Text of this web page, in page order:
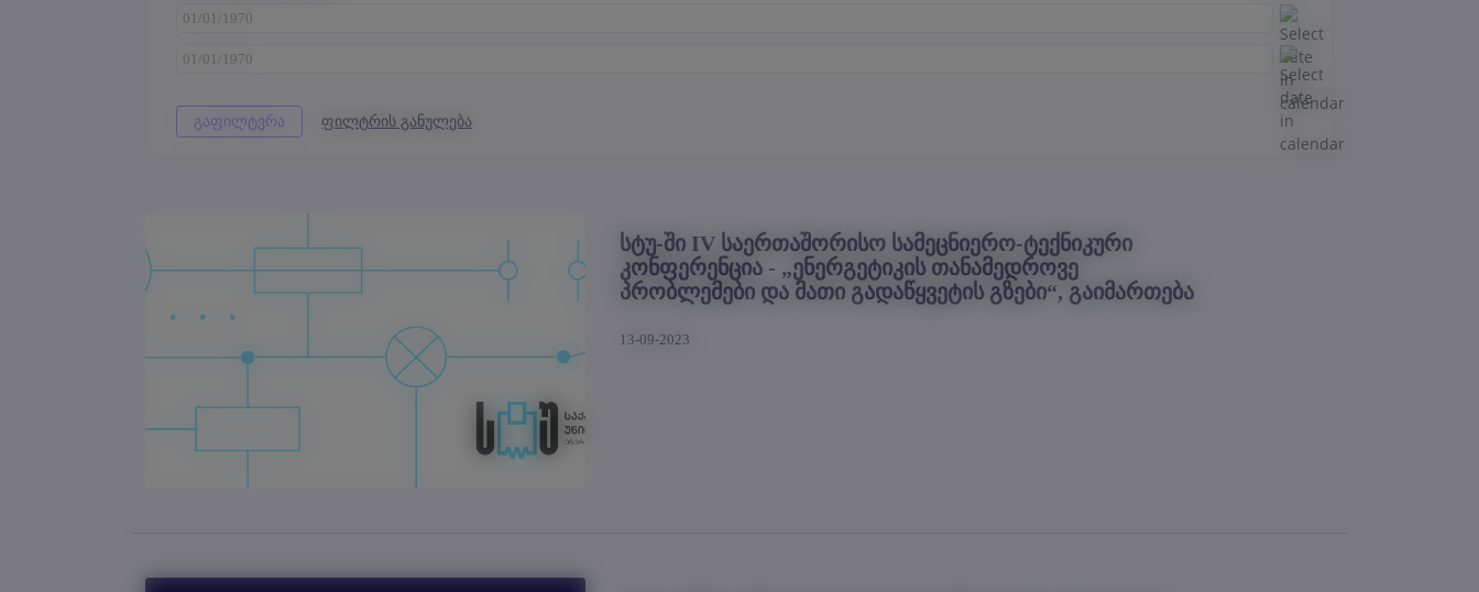
სტუ-ში IV საერთაშორისო სამეცნიერო-ტექნიკური
კონფერენცია - „ენერგეტიკის თანამედროვე
პრობლემები და მათი გადაწყვეტის გზები“, გაიმართება
13-09-2023